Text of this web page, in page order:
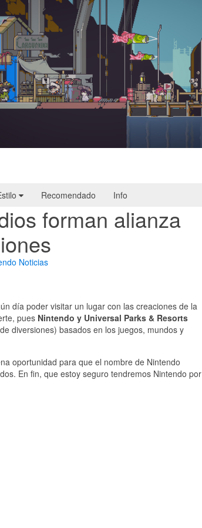
Recomendado Info
forman alianza
Noticias
día poder visitar un lugar con las creaciones de la
pues Nintendo y Universal Parks & Resorts
diversiones) basados en los juegos, mundos y
oportunidad para que el nombre de Nintendo
En fin, que estoy seguro tendremos Nintendo por